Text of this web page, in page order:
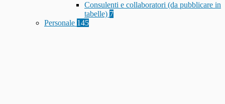
Consulenti e collaboratori (da pubblicare in
tabelle) 7
Personale 145